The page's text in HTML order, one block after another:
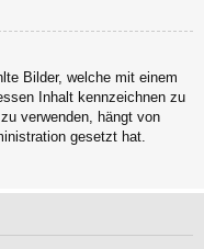
Bilder, welche mit einem
Inhalt kennzeichnen zu
verwenden, hängt von
gesetzt hat.